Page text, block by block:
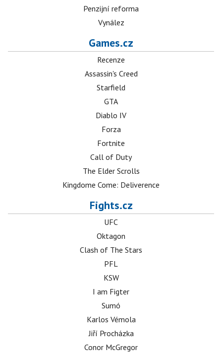
Penzijní reforma
Vynález
Games.cz
Recenze
Assassin's Creed
Starfield
GTA
Diablo IV
Forza
Fortnite
Call of Duty
The Elder Scrolls
Kingdome Come: Deliverence
Fights.cz
UFC
Oktagon
Clash of The Stars
PFL
KSW
I am Figter
Sumó
Karlos Vémola
Jiří Procházka
Conor McGregor